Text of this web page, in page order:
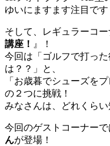
ゆいにますます注目です
そして、レギュラーコー
講座！ 』！
今回は「ゴルフで打っ
は？？」と、
「お歳暮でシューズを
の２つに挑戦！
みなさんは、どれくら
今回のゲストコーナーで
んが登場！